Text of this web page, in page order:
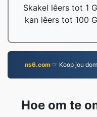
Skakel lêers tot 1
kan lêers tot 100
ns6.com ☞ Koop jou
Hoe om te